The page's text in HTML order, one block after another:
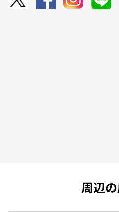
周辺